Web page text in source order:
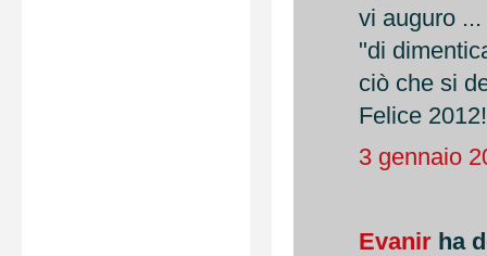
vi auguro ...
"di
ciò che si
Felice 2012!
3 gennaio
Evanir ha